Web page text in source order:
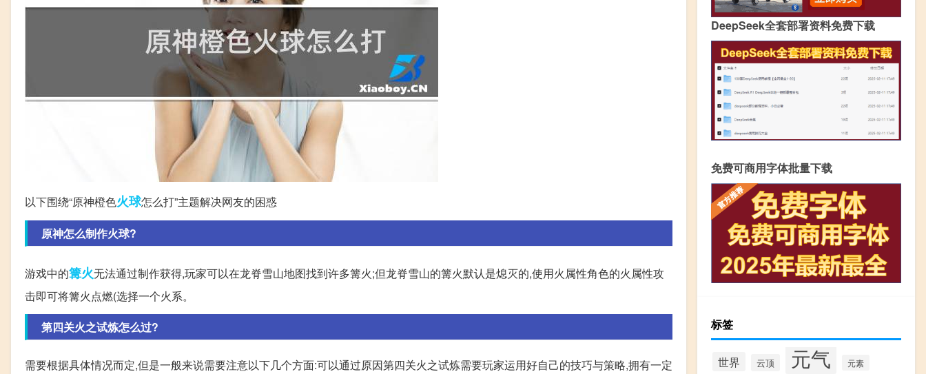
以下围绕“原神橙色火球怎么打”主题解决网友的困惑
原神怎么制作火球?
游戏中的篝火无法通过制作获得,玩家可以在龙脊雪山地图找到许多篝火;但龙脊雪山的篝火默认是熄灭的,使用火属性角色的火属性攻
击即可将篝火点燃(选择一个火系。
第四关火之试炼怎么过?
需要根据具体情况而定,但是一般来说需要注意以下几个方面:可以通过原因第四关火之试炼需要玩家运用好自己的技巧与策略,拥有一定
DeepSeek全套部署资料免费下载
免费可商用字体批量下载
标签
世界 云顶 元气 元素